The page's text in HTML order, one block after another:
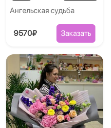
Ангельская судьба
9570₽ Заказать